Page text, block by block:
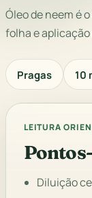
Óleo de neem é
folha e
Pragas 10
LEITURA
Diluição